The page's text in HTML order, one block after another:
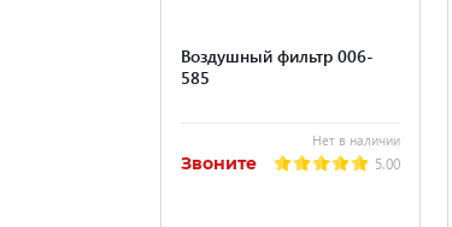
Воздушный фильтр 006-
585
Нет в наличии
Звоните 5.00